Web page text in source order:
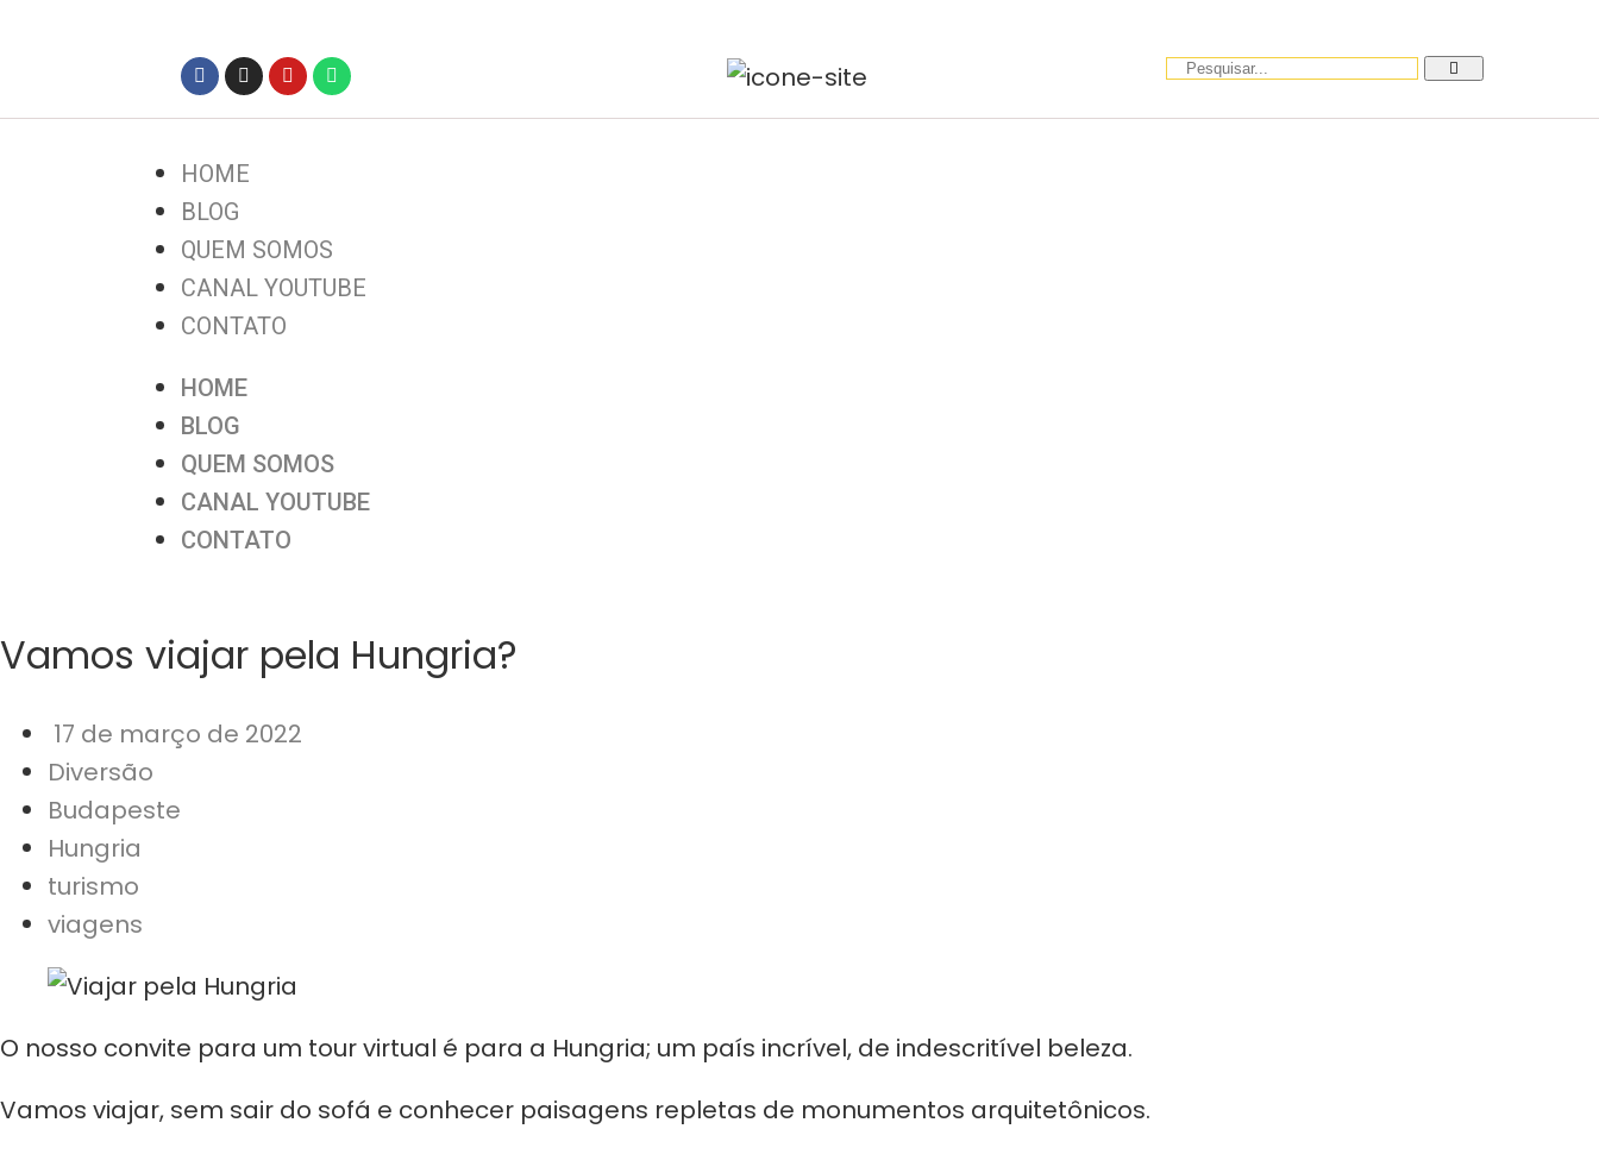
HOME
BLOG
QUEM SOMOS
CANAL YOUTUBE
CONTATO
HOME
BLOG
QUEM SOMOS
CANAL YOUTUBE
CONTATO
Vamos viajar pela Hungria?
17 de março de 2022
Diversão
Budapeste
Hungria
turismo
viagens
O nosso convite para um tour virtual é para a Hungria; um país incrível, de indescritível beleza.
Vamos viajar, sem sair do sofá e conhecer paisagens repletas de monumentos arquitetônicos.